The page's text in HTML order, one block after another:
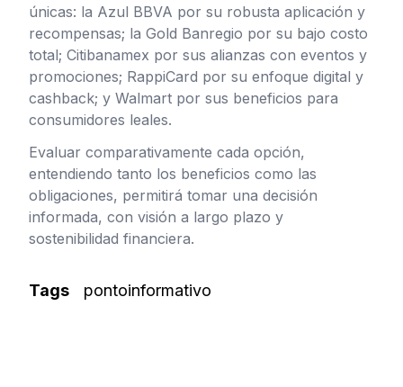
únicas: la Azul BBVA por su robusta aplicación y
recompensas; la Gold Banregio por su bajo costo
total; Citibanamex por sus alianzas con eventos y
promociones; RappiCard por su enfoque digital y
cashback; y Walmart por sus beneficios para
consumidores leales.
Evaluar comparativamente cada opción,
entendiendo tanto los beneficios como las
obligaciones, permitirá tomar una decisión
informada, con visión a largo plazo y
sostenibilidad financiera.
Tags pontoinformativo